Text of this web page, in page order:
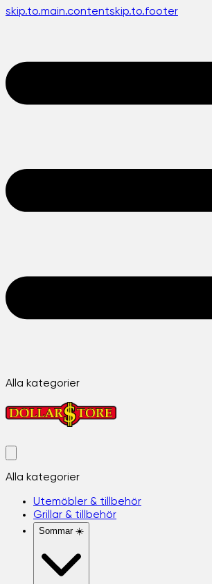
skip.to.main.contentskip.to.footer
Alla kategorier
Alla kategorier
Utemöbler & tillbehör
Grillar & tillbehör
Sommar ☀️